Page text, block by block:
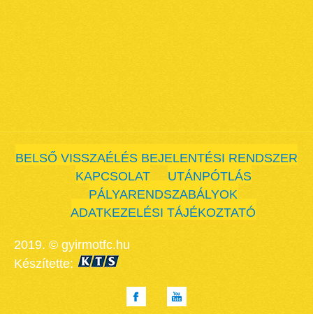
BELSŐ VISSZAÉLÉS BEJELENTÉSI RENDSZER
KAPCSOLAT
UTÁNPÓTLÁS
PÁLYARENDSZABÁLYOK
ADATKEZELÉSI TÁJÉKOZTATÓ
2019. © gyirmotfc.hu
Készítette: